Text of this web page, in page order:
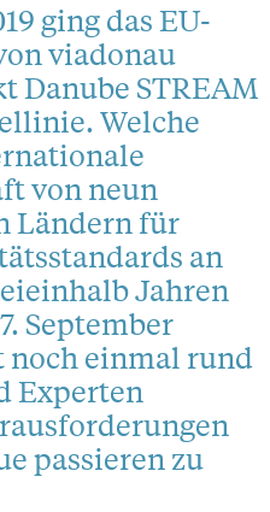
ging das EU-
viadonau
Danube STREAM
Welche
von neun
Ländern für
an
Jahren
September
noch einmal rund
Experten
passieren zu